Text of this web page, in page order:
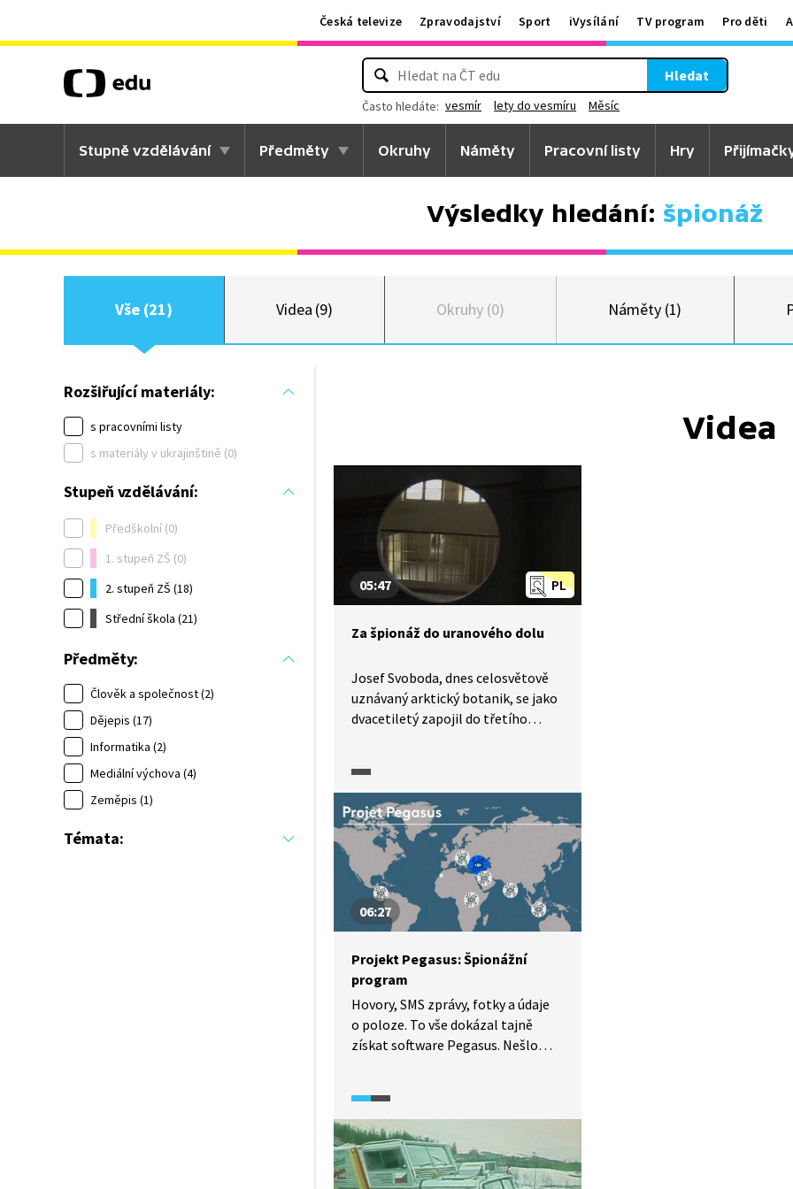
Česká televize Zpravodajství Sport iVysílání TV program Pro děti
Hledat
Často hledáte: vesmír lety do vesmíru Měsíc
Stupně vzdělávání Předměty Okruhy Náměty Pracovní listy Hry
Výsledky hledání: špionáž
Vše (21) Videa (9) Okruhy (0) Náměty (1)
Rozšiřující materiály:
s pracovními listy
s materiály v ukrajinštině (0)
Stupeň vzdělávání:
Předškolní (0)
1. stupeň ZŠ (0)
2. stupeň ZŠ (18)
Střední škola (21)
Předměty:
Člověk a společnost (2)
Dějepis (17)
Informatika (2)
Mediální výchova (4)
Zeměpis (1)
Témata:
Videa
PL
05:47
Za špionáž do uranového dolu
Josef Svoboda, dnes celosvětově
uznávaný arktický botanik, se jako
dvacetiletý zapojil do třetího
pozatýkána. Za velezradu
a špionáž byl odsouzen na jedenáct
let. Prošel 17 vězeními
a uranovými doly. Potkával se tu
s elitou národa: spisovateli, umělci,
biskupy, filozofy. Ve vězení
na celách se tak konaly přednášky
z nejrůznějších oborů…
06:27
Projekt Pegasus: Špionážní
program
Hovory, SMS zprávy, fotky a údaje
o poloze. To vše dokázal tajně
získat software Pegasus. Nešlo
s terorismem. Systém putoval
do desítek zemí a řada vlád ho
zneužila například ke sledování
a vydírání svých oponentů a kritiků.